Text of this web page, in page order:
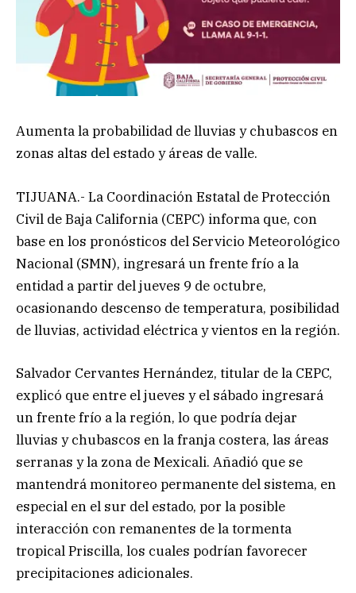
Aumenta la probabilidad de lluvias y chubascos en
zonas altas del estado y áreas de valle.
TIJUANA.- La Coordinación Estatal de Protección
Civil de Baja California (CEPC) informa que, con
base en los pronósticos del Servicio Meteorológico
Nacional (SMN), ingresará un frente frío a la
entidad a partir del jueves 9 de octubre,
ocasionando descenso de temperatura, posibilidad
de lluvias, actividad eléctrica y vientos en la región.
Salvador Cervantes Hernández, titular de la CEPC,
explicó que entre el jueves y el sábado ingresará
un frente frío a la región, lo que podría dejar
lluvias y chubascos en la franja costera, las áreas
serranas y la zona de Mexicali. Añadió que se
mantendrá monitoreo permanente del sistema, en
especial en el sur del estado, por la posible
interacción con remanentes de la tormenta
tropical Priscilla, los cuales podrían favorecer
precipitaciones adicionales.